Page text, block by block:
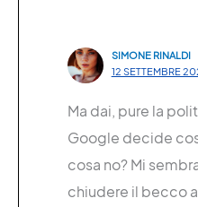
SIMONE RINALDI
12 SETTEMBRE
Ma dai, pure la
Google decide
cosa no? Mi
chiudere il becco